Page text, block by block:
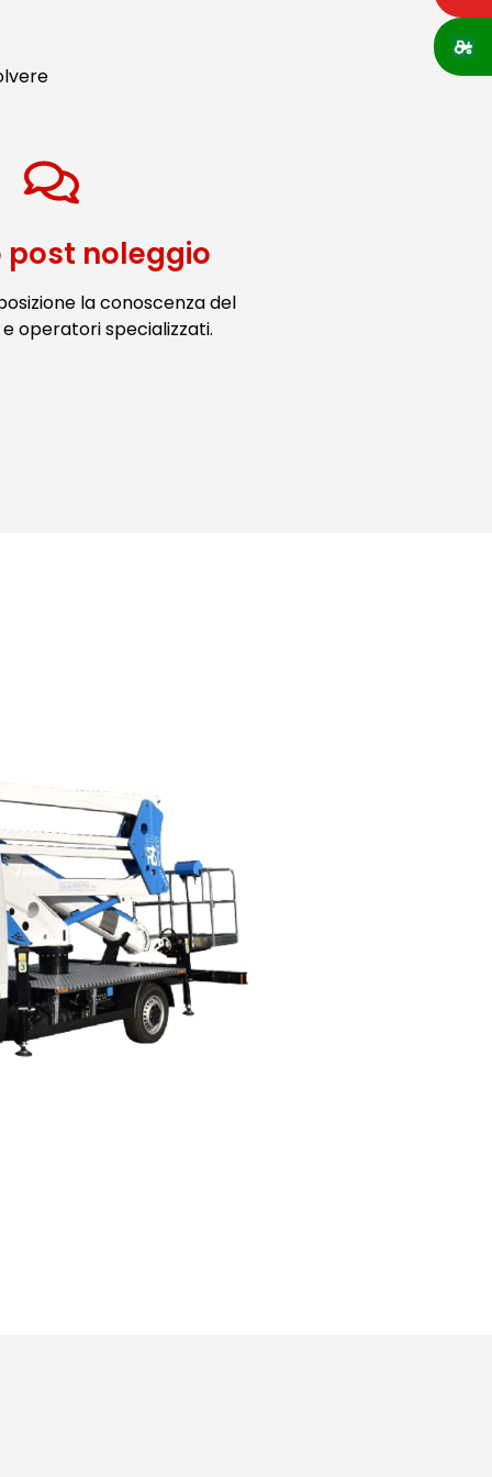
post noleggio
la conoscenza del
operatori specializzati.